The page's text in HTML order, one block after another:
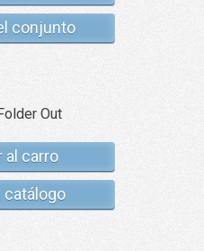
conjunto
al carro
catálogo